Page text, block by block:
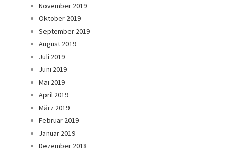
November 2019
Oktober 2019
September 2019
August 2019
Juli 2019
Juni 2019
Mai 2019
April 2019
März 2019
Februar 2019
Januar 2019
Dezember 2018